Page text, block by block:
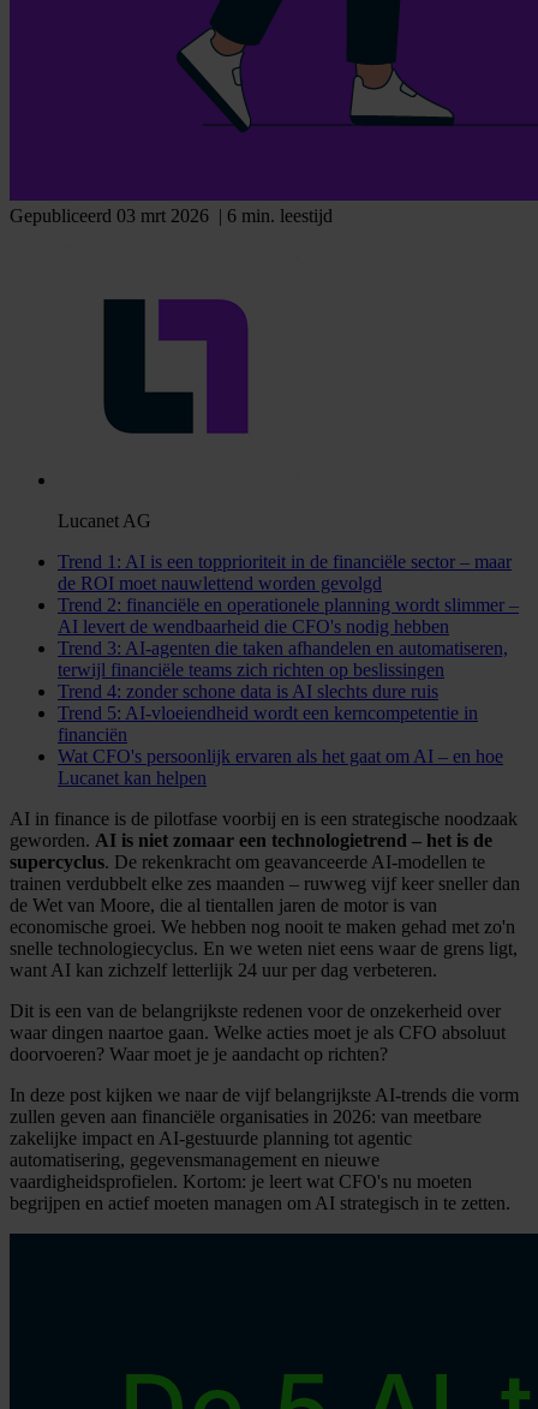
Gepubliceerd 03 mrt 2026 | 6 min. leestijd
Lucanet AG
Trend 1: AI is een topprioriteit in de financiële sector – maar
de ROI moet nauwlettend worden gevolgd
Trend 2: financiële en operationele planning wordt slimmer –
AI levert de wendbaarheid die CFO's nodig hebben
Trend 3: AI-agenten die taken afhandelen en automatiseren,
terwijl financiële teams zich richten op beslissingen
Trend 4: zonder schone data is AI slechts dure ruis
Trend 5: AI-vloeiendheid wordt een kerncompetentie in
financiën
Wat CFO's persoonlijk ervaren als het gaat om AI – en hoe
Lucanet kan helpen
AI in finance is de pilotfase voorbij en is een strategische noodzaak
geworden. AI is niet zomaar een technologietrend – het is de
supercyclus. De rekenkracht om geavanceerde AI-modellen te
trainen verdubbelt elke zes maanden – ruwweg vijf keer sneller dan
de Wet van Moore, die al tientallen jaren de motor is van
economische groei. We hebben nog nooit te maken gehad met zo'n
snelle technologiecyclus. En we weten niet eens waar de grens ligt,
want AI kan zichzelf letterlijk 24 uur per dag verbeteren.
Dit is een van de belangrijkste redenen voor de onzekerheid over
waar dingen naartoe gaan. Welke acties moet je als CFO absoluut
doorvoeren? Waar moet je je aandacht op richten?
In deze post kijken we naar de vijf belangrijkste AI-trends die vorm
zullen geven aan financiële organisaties in 2026: van meetbare
zakelijke impact en AI-gestuurde planning tot agentic
automatisering, gegevensmanagement en nieuwe
vaardigheidsprofielen. Kortom: je leert wat CFO's nu moeten
begrijpen en actief moeten managen om AI strategisch in te zetten.